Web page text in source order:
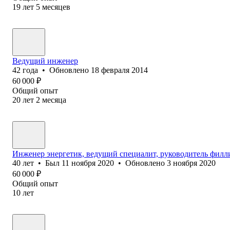
19 лет 5 месяцев
Ведущий инженер
42 года • Обновлено 18 февраля 2014
60 000 ₽
Общий опыт
20 лет 2 месяца
Инженер энергетик, ведущий специалит, руководитель
40 лет • Был 11 ноября 2020 • Обновлено 3 ноября 2020
60 000 ₽
Общий опыт
10 лет